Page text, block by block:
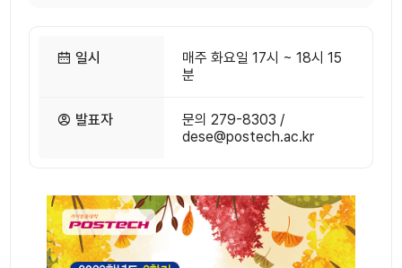
일시
매주 화요일 17시 ~ 18시 15
분
발표자
문의 279-8303 /
dese@postech.ac.kr